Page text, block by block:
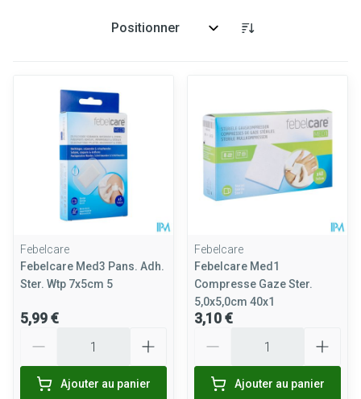
Trier par:
Febelcare
Febelcare Med3 Pans. Adh.
Ster. Wtp 7x5cm 5
5,99 €
Ajouter au panier
Febelcare
Febelcare Med1
Compresse Gaze Ster.
5,0x5,0cm 40x1
3,10 €
Ajouter au panier